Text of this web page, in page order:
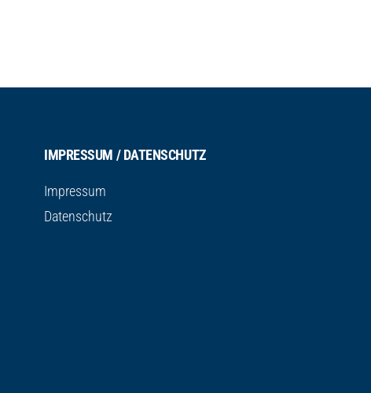
IMPRESSUM / DATENSCHUTZ
Impressum
Datenschutz